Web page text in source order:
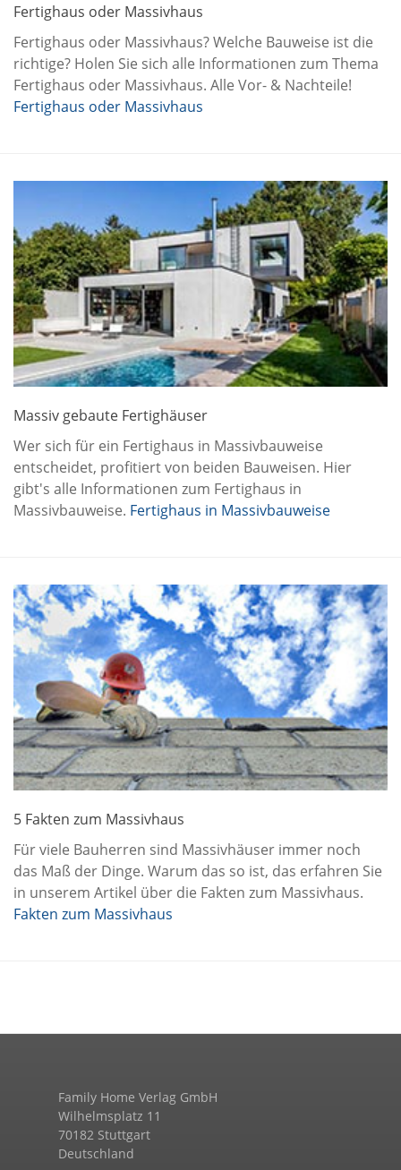
Fertighaus oder Massivhaus
Fertighaus oder Massivhaus? Welche Bauweise ist die
richtige? Holen Sie sich alle Informationen zum Thema
Fertighaus oder Massivhaus. Alle Vor- & Nachteile!
Fertighaus oder Massivhaus
Massiv gebaute Fertighäuser
Wer sich für ein Fertighaus in Massivbauweise
entscheidet, profitiert von beiden Bauweisen. Hier
gibt's alle Informationen zum Fertighaus in
Massivbauweise. Fertighaus in Massivbauweise
5 Fakten zum Massivhaus
Für viele Bauherren sind Massivhäuser immer noch
das Maß der Dinge. Warum das so ist, das erfahren Sie
in unserem Artikel über die Fakten zum Massivhaus.
Fakten zum Massivhaus
Family Home Verlag GmbH
Wilhelmsplatz 11
70182 Stuttgart
Deutschland